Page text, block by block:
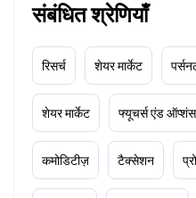
संबंधित श्रेणियाँ
रिसर्च शेयर मार्केट
शेयर मार्केट फ्यूचर्स एंड ऑप्शंस
कमोडिटीज़ टैक्सेशन